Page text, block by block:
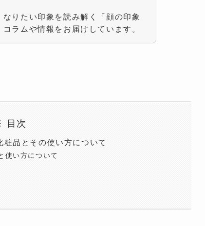
りたい印象を読み解く「顔の印象
ラムや情報をお届けしています。
目次
品とその使い方について
使い方について